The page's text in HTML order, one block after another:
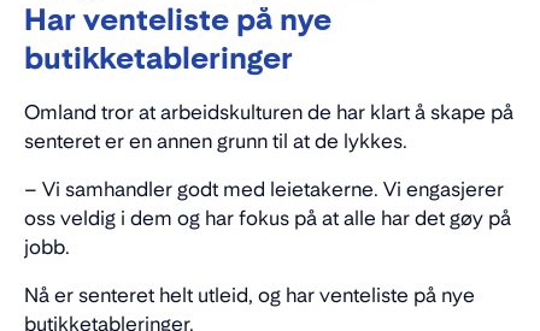
Har venteliste på nye
butikketableringer
Omland tror at arbeidskulturen de har klart å skape på
senteret er en annen grunn til at de lykkes.
– Vi samhandler godt med leietakerne. Vi engasjerer
oss veldig i dem og har fokus på at alle har det gøy på
jobb.
Nå er senteret helt utleid, og har venteliste på nye
butikketableringer.